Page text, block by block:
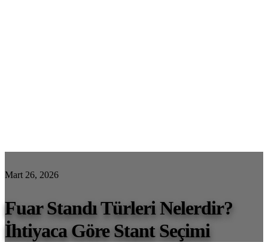
Mart 26, 2026
Fuar Standı Türleri Nelerdir?
İhtiyaca Göre Stant Seçimi